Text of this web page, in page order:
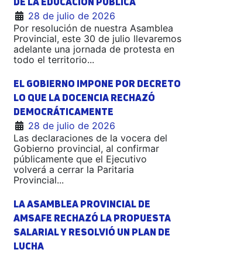
28 de julio de 2026
Por resolución de nuestra Asamblea
Provincial, este 30 de julio llevaremos
adelante una jornada de protesta en
todo el territorio...
EL GOBIERNO IMPONE POR DECRETO
LO QUE LA DOCENCIA RECHAZÓ
DEMOCRÁTICAMENTE
28 de julio de 2026
Las declaraciones de la vocera del
Gobierno provincial, al confirmar
públicamente que el Ejecutivo
volverá a cerrar la Paritaria
Provincial...
LA ASAMBLEA PROVINCIAL DE
AMSAFE RECHAZÓ LA PROPUESTA
SALARIAL Y RESOLVIÓ UN PLAN DE
LUCHA